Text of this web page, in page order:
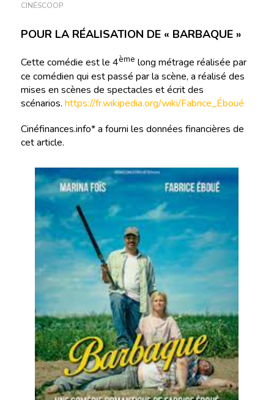
CINÉSCOOP
POUR LA RÉALISATION DE « BARBAQUE »
Cette comédie est le 4ème long métrage réalisée par
ce comédien qui est passé par la scène, a réalisé des
mises en scènes de spectacles et écrit des
scénarios. https://fr.wikipedia.org/wiki/Fabrice_Éboué
Cinéfinances.info* a fourni les données financières de
cet article.